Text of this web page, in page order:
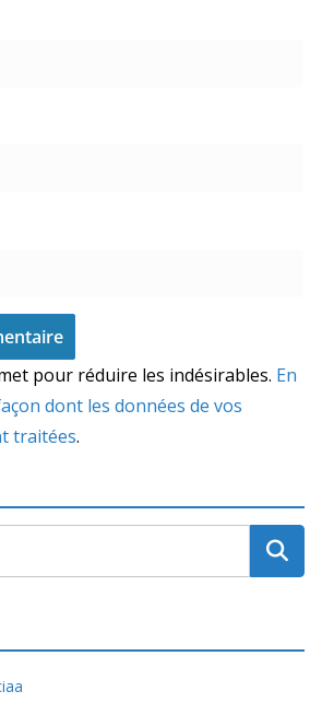
pour réduire les indésirables. En
dont les données de vos
traitées.